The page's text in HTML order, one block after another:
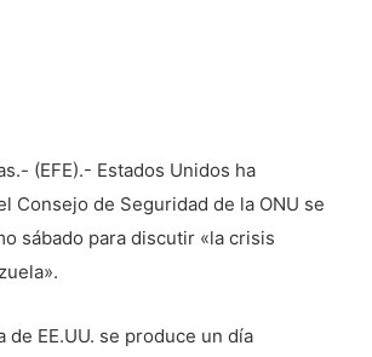
(EFE).- Estados Unidos ha
Consejo de Seguridad de la ONU se
sábado para discutir «la crisis
de EE.UU. se produce un día